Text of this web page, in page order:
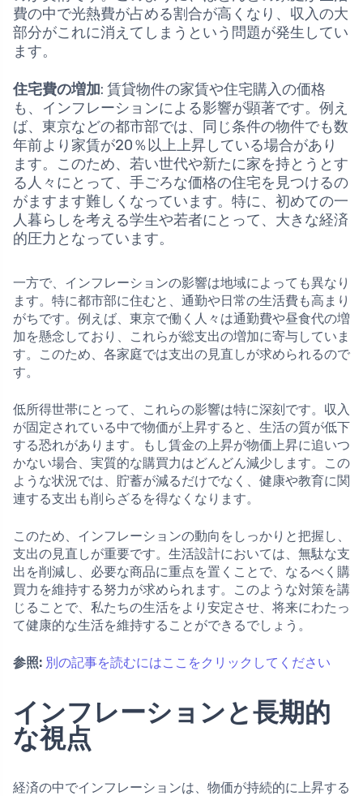
費の中で光熱費が占める割合が高くなり、収入の大
部分がこれに消えてしまうという問題が発生してい
ます。
住宅費の増加: 賃貸物件の家賃や住宅購入の価格
も、インフレーションによる影響が顕著です。例え
ば、東京などの都市部では、同じ条件の物件でも数
年前より家賃が20％以上上昇している場合があり
ます。このため、若い世代や新たに家を持とうとす
る人々にとって、手ごろな価格の住宅を見つけるの
がますます難しくなっています。特に、初めての一
人暮らしを考える学生や若者にとって、大きな経済
的圧力となっています。
一方で、インフレーションの影響は地域によっても異なり
ます。特に都市部に住むと、通勤や日常の生活費も高まり
がちです。例えば、東京で働く人々は通勤費や昼食代の増
加を懸念しており、これらが総支出の増加に寄与していま
す。このため、各家庭では支出の見直しが求められるので
す。
低所得世帯にとって、これらの影響は特に深刻です。収入
が固定されている中で物価が上昇すると、生活の質が低下
する恐れがあります。もし賃金の上昇が物価上昇に追いつ
かない場合、実質的な購買力はどんどん減少します。この
ような状況では、貯蓄が減るだけでなく、健康や教育に関
連する支出も削らざるを得なくなります。
このため、インフレーションの動向をしっかりと把握し、
支出の見直しが重要です。生活設計においては、無駄な支
出を削減し、必要な商品に重点を置くことで、なるべく購
買力を維持する努力が求められます。このような対策を講
じることで、私たちの生活をより安定させ、将来にわたっ
て健康的な生活を維持することができるでしょう。
参照: 別の記事を読むにはここをクリックしてください
インフレーションと長期的
な視点
経済の中でインフレーションは、物価が持続的に上昇する